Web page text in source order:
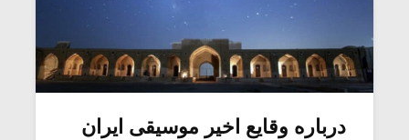
درباره وقایع اخیر موسیقی ایران